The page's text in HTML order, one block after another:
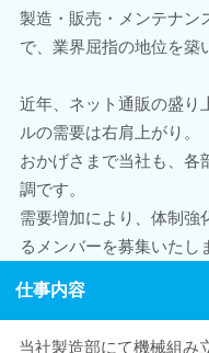
製造・販売・メンテナン
で、業界屈指の地位を築
近年、ネット通販の盛り
ルの需要は右肩上がり。
おかげさまで当社も、各
調です。
需要増加により、体制強
るメンバーを募集いたし
仕事内容
当社製造部にて機械組み